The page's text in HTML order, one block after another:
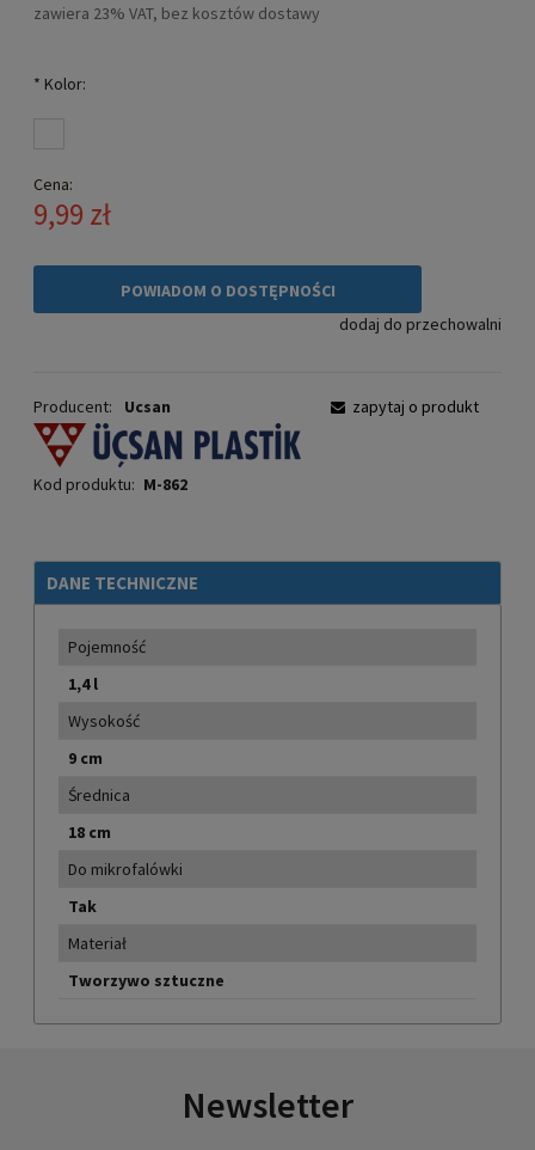
zawiera 23% VAT, bez kosztów dostawy
* Kolor:
Cena:
9,99 zł
POWIADOM O DOSTĘPNOŚCI
dodaj do przechowalni
Producent: Ucsan
Kod produktu: M-862
zapytaj o produkt
DANE TECHNICZNE
Pojemność
1,4 l
Wysokość
9 cm
Średnica
18 cm
Do mikrofalówki
Tak
Materiał
Tworzywo sztuczne
Newsletter